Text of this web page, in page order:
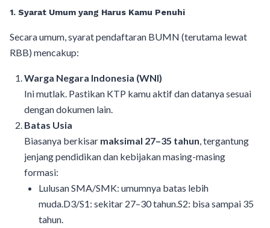
1. Syarat Umum yang Harus Kamu Penuhi
Secara umum, syarat pendaftaran BUMN (terutama lewat
RBB) mencakup:
Warga Negara Indonesia (WNI)
Ini mutlak. Pastikan KTP kamu aktif dan datanya sesuai
dengan dokumen lain.
Batas Usia
Biasanya berkisar maksimal 27–35 tahun , tergantung
jenjang pendidikan dan kebijakan masing-masing
formasi:
Lulusan SMA/SMK: umumnya batas lebih
muda.D3/S1: sekitar 27–30 tahun.S2: bisa sampai 35
tahun.